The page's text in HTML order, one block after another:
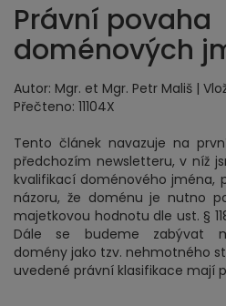
Právní povaha
doménových
Autor: Mgr. et Mgr. Petr Mališ |
Přečteno: 11104X
Tento článek navazuje na
předchozím newsletteru, v níž
kvalifikací doménového jména,
názoru, že doménu je nutno
majetkovou hodnotu dle ust. §
Dále se budeme zabývat
domény jako tzv. nehmotného
uvedené právní klasifikace mají